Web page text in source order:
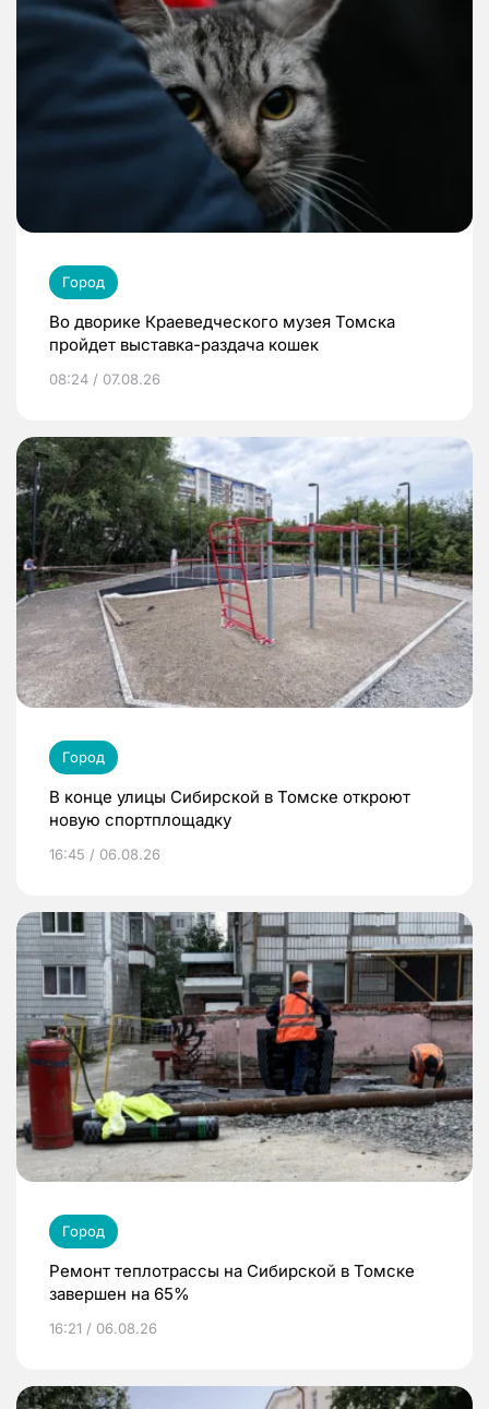
Город
Во дворике Краеведческого музея Томска
пройдет выставка-раздача кошек
08:24 / 07.08.26
Город
В конце улицы Сибирской в Томске откроют
новую спортплощадку
16:45 / 06.08.26
Город
Ремонт теплотрассы на Сибирской в Томске
завершен на 65%
16:21 / 06.08.26